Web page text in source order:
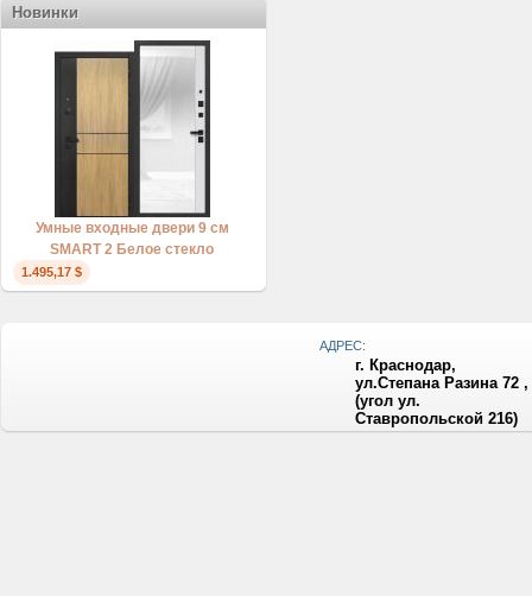
Новинки
Умные входные двери 9 см
SMART 2 Белое стекло
1.495,17 $
АДРЕС:
г. Краснодар,
ул.Степана Разина 72 ,
(угол ул.
Ставропольской 216)